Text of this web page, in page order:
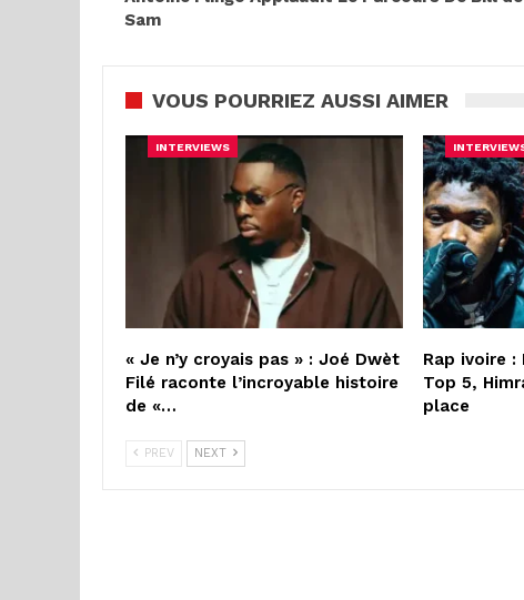
Sam
VOUS POURRIEZ AUSSI AIMER
INTERVIEWS
« Je n’y croyais pas » : Joé Dwèt
Filé raconte l’incroyable histoire
de «…
Rap ivoire :
Top 5,
place
PREV NEXT